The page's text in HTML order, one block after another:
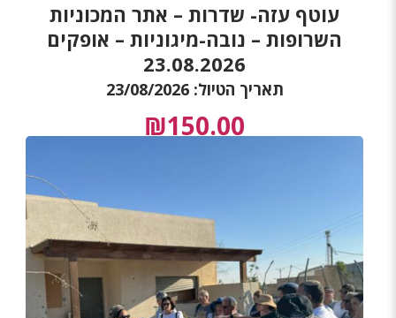
עוטף עזה- שדרות – אתר המכוניות
השרופות – נובה-מיגוניות – אופקים
23.08.2026
תאריך הטיול: 23/08/2026
₪150.00